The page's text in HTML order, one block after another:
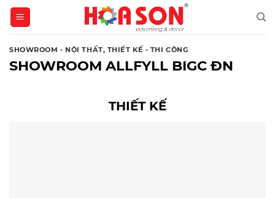
Skip
content
SHOWROOM - NỘI THẤT, THIẾT KẾ - THI CÔNG
SHOWROOM ALLFYLL BIGC ĐN
THIẾT KẾ